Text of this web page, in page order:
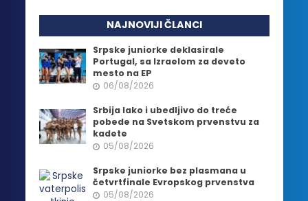
NAJNOVIJI ČLANCI
Srpske juniorke deklasirale
Portugal, sa Izraelom za deveto
mesto na EP
06/08/2026
Srbija lako i ubedljivo do treće
pobede na Svetskom prvenstvu za
kadete
05/08/2026
Srpske juniorke bez plasmana u
četvrtfinale Evropskog prvenstva
05/08/2026